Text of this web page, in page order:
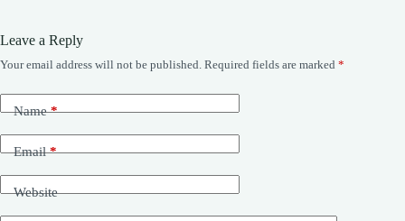
Leave a Reply
Your email address will not be published. Required fields are marked *
Name*
Email*
Website